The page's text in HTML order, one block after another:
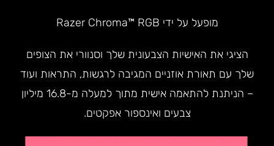
מופעל על ידי Razer Chroma™ RGB
הציגי את האישיות הצבעונית שלך וסנוורי את הצופים
שלך עם תאורת אוזניים המגיבה לרגשות, התראות ועוד
– הניתנת להתאמה אישית מתוך למעלה מ-16.8 מיליון
צבעים ואינספור אפקטים.